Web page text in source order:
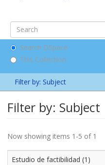
Search DSpace
This Collection
Filter by: Subject
Filter by: Subject
Now showing items 1-5 of 1
Estudio de factibilidad (1)